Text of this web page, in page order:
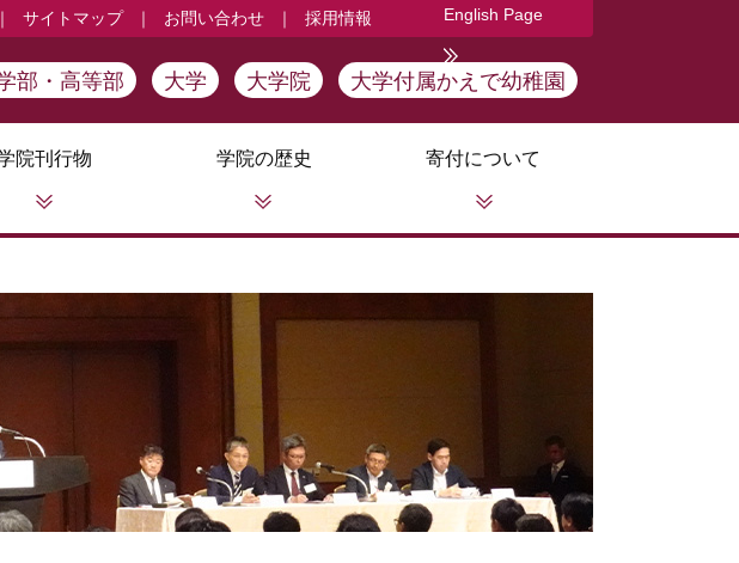
｜ サイトマップ ｜ お問い合わせ ｜ 採用情報 English Page
部・高等部 大学 大学院 大学付属かえで幼稚園
院刊行物 学院の歴史 寄付について